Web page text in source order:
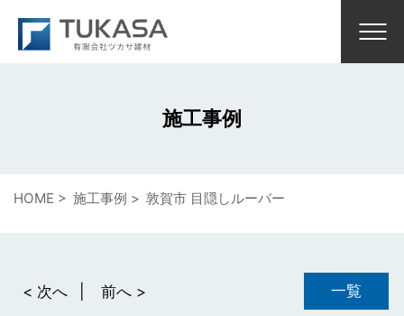
施工事例
HOME 施工事例 敦賀市 目隠しルーバー
一覧
< 次へ 前へ >